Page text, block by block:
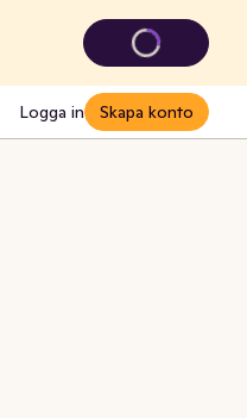
Logga in Skapa konto